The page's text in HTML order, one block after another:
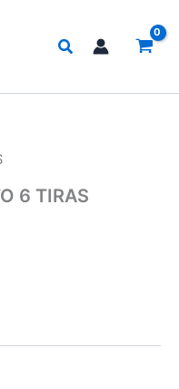
Buscar
6 TIRAS